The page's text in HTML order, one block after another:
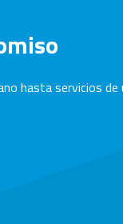
hasta servicios